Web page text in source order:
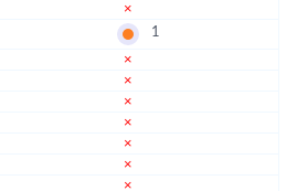
×
1
×
×
×
×
×
×
×